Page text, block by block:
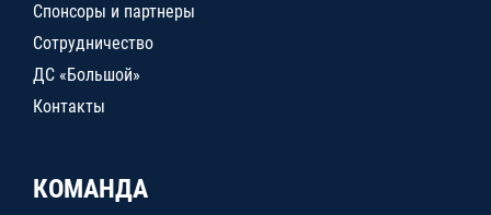
Спонсоры и партнеры
Сотрудничество
ДС «Большой»
Контакты
КОМАНДА